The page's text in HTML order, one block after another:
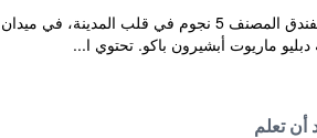
ماريوت أبشيرون باكو. تحتوي ا...
أن تعلم